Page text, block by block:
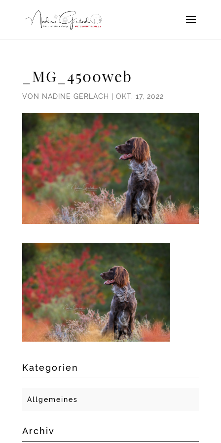
_MG_4500web
VON NADINE GERLACH OKT. 17, 2022
Kategorien
Allgemeines
Archiv